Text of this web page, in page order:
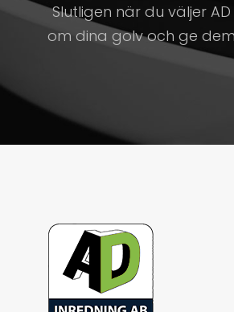
Slutligen när du väljer
om dina golv och ge